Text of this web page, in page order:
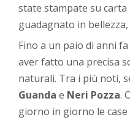
state stampate su
guadagnato in bellezza,
Fino a un paio di anni
aver fatto una precisa
naturali. Tra i più noti,
Guandae Neri Pozza.
giorno in giorno le